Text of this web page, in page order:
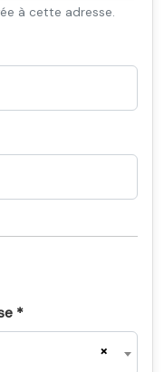
à cette adresse.
*
×